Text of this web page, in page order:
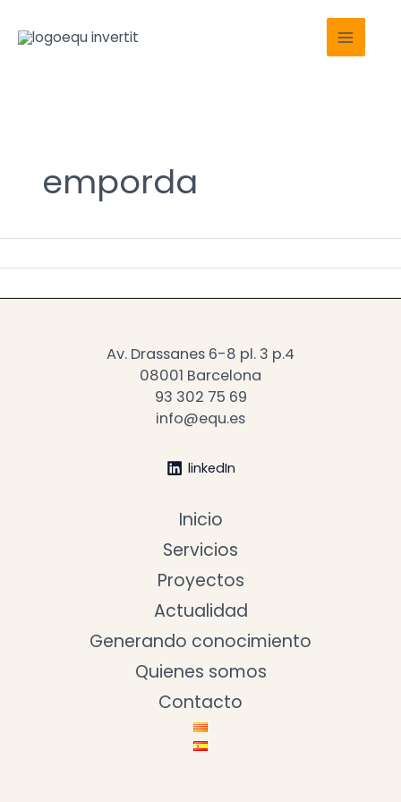
Main
Menu
emporda
Av. Drassanes 6-8 pl. 3 p.4
08001 Barcelona
93 302 75 69
info@equ.es
linkedIn
Inicio
Servicios
Proyectos
Actualidad
Generando conocimiento
Quienes somos
Contacto